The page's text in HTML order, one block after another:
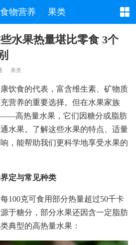
食物营养 果类
水果热量堪比零食 3个
果类
饮食的代表，富含维生素、矿物质
营养的重要选择。但在水果家族
高热量水果，它们因糖分或脂肪
水果。了解这些水果的特点、适量
，能帮助我们更科学地享受水果的
定与常见种类
100克可食用部分热量超过50千卡
于糖分，部分水果还因含一定脂肪
典型的高热量水果：